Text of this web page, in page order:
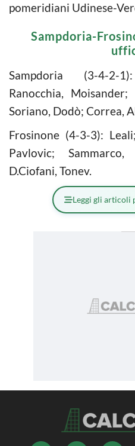
pomeridiani Udinese-
Sampdoria-
Sampdoria (3-4-2-
Ranocchia,
Soriano, Dodò; Correa,
Frosinone (4-3-3):
Pavlovic;
D.Ciofani, Tonev.
Leggi gli articoli